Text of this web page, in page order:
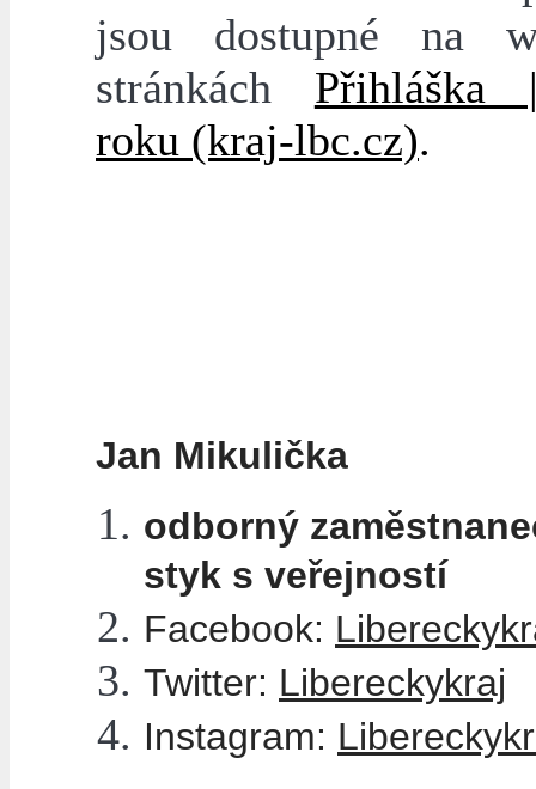
jsou dostupné na
stránkách Přihláška
roku (kraj-lbc.cz).
Jan Mikulička
odborný
styk s veřejností
Facebook:
Twitter: Libereckykraj
Instagram: